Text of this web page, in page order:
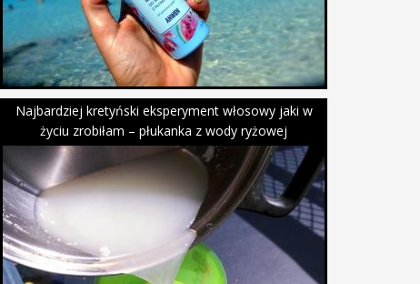
Najbardziej kretyński eksperyment włosowy jaki w
życiu zrobiłam – płukanka z wody ryżowej